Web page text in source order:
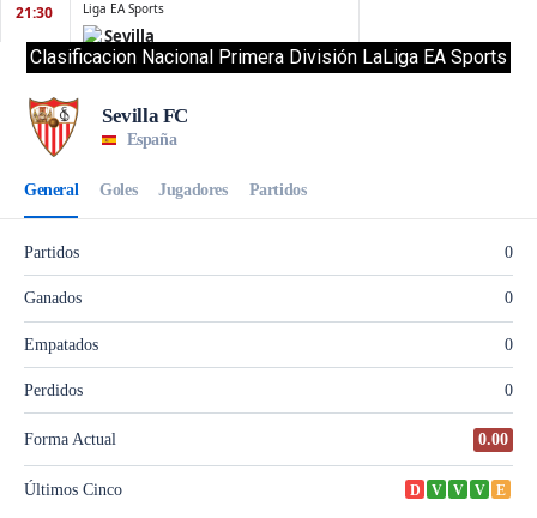
Clasificacion Nacional Primera División LaLiga EA Sports